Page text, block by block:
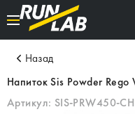
Назад
Напиток Sis Powder
Артикул: SIS-PRW450-